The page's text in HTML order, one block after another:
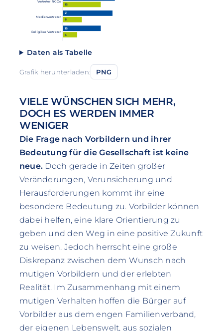
Vertreter NGOs
16
Medienvertreter
21
8
Religiöse Vertreter
16
6
Daten als Tabelle
Grafik herunterladen: PNG
VIELE WÜNSCHEN SICH MEHR,
DOCH ES WERDEN IMMER
WENIGER
Die Frage nach Vorbildern und ihrer
Bedeutung für die Gesellschaft ist keine
neue. Doch gerade in Zeiten großer
Veränderungen, Verunsicherung und
Herausforderungen kommt ihr eine
besondere Bedeutung zu. Vorbilder können
dabei helfen, eine klare Orientierung zu
geben und den Weg in eine positive Zukunft
zu weisen. Jedoch herrscht eine große
Diskrepanz zwischen dem Wunsch nach
mutigen Vorbildern und der erlebten
Realität. Im Zusammenhang mit einem
mutigen Verhalten hoffen die Bürger auf
Vorbilder aus dem engen Familienverband,
der eigenen Lebenswelt, aus sozialen